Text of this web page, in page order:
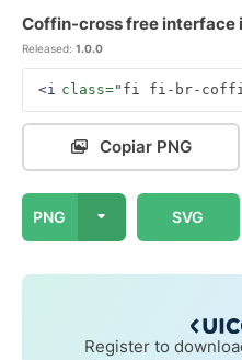
Coffin-cross free interface
Released: 1.0.0
<i class="fi fi-br-
Copiar PNG
PNG SVG
Register to